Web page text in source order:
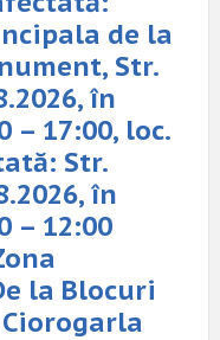
de la
Str.
în
17:00, loc.
Str.
în
– 12:00
la Blocuri